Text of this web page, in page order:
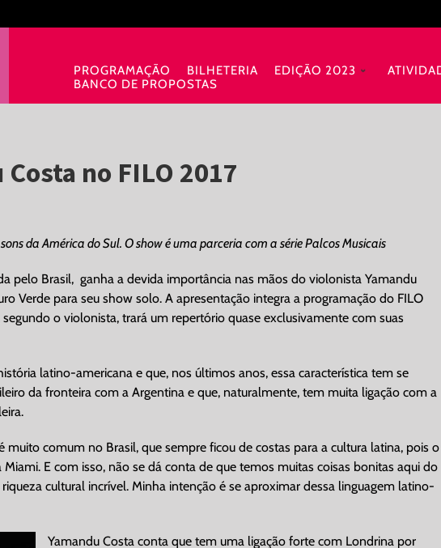
PROGRAMAÇÃO BILHETERIA EDIÇÃO 2023
BANCO DE PROPOSTAS
no FILO 2017
da América do Sul. O show é uma parceria com a série Palcos Musicais
pelo Brasil, ganha a devida importância nas mãos do violonista Yamandu
Verde para seu show solo. A apresentação integra a programação do FILO
o violonista, trará um repertório quase exclusivamente com suas
latino-americana e que, nos últimos anos, essa característica tem se
da fronteira com a Argentina e que, naturalmente, tem muita ligação com a
comum no Brasil, que sempre ficou de costas para a cultura latina, pois o
E com isso, não se dá conta de que temos muitas coisas bonitas aqui do
cultural incrível. Minha intenção é se aproximar dessa linguagem latino-
Yamandu Costa conta que tem uma ligação forte com Londrina por